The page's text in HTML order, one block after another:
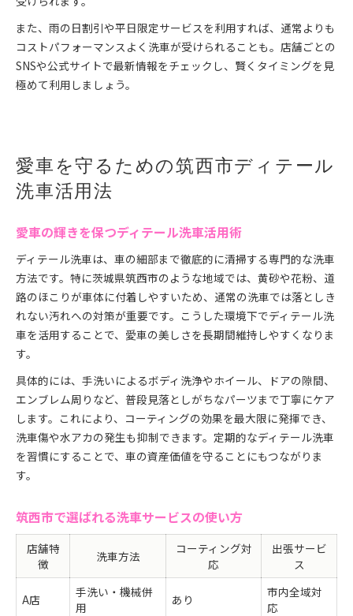
また、雨の日割引や平日限定サービスを利用すれば、通常よりも
コストパフォーマンスよく洗車が受けられることも。店舗ごとの
SNSや公式サイトで最新情報をチェックし、賢くタイミングを見
極めて利用しましょう。
愛車を守るための筑西市ディテール
洗車活用法
愛車の輝きを保つディテール洗車活用術
ディテール洗車は、車の細部まで徹底的に清掃する専門的な洗車
方法です。特に茨城県筑西市のような地域では、黄砂や花粉、道
路のほこりが車体に付着しやすいため、通常の洗車では落としき
れない汚れへの対策が重要です。こうした環境下でディテール洗
車を活用することで、愛車の美しさを長期間維持しやすくなりま
す。
具体的には、手洗いによるボディ洗浄やホイール、ドアの隙間、
エンブレム周りなど、普段見落としがちなパーツまで丁寧にケア
します。これにより、コーティングの効果を最大限に発揮でき、
洗車傷や水アカの発生も抑制できます。定期的なディテール洗車
を習慣にすることで、車の資産価値を守ることにもつながりま
す。
筑西市で選ばれる洗車サービスの使い方
店舗特
徴
洗車方法
コーティング対
応
出張サービ
ス
A店
手洗い・機械併
用
あり
市内全域対
応